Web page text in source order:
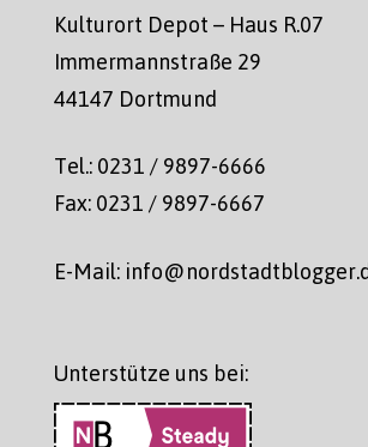
Kulturort Depot – Haus R.07
Immermannstraße 29
44147 Dortmund
Tel.: 0231 / 9897-6666
Fax: 0231 / 9897-6667
E-Mail:
Unterstütze uns bei: